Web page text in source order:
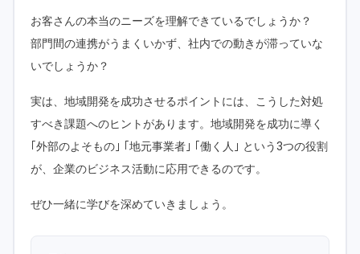
お客さんの本当のニーズを理解できているでしょうか？
部門間の連携がうまくいかず、社内での動きが滞っていな
いでしょうか？
実は、地域開発を成功させるポイントには、こうした対処
すべき課題へのヒントがあります。地域開発を成功に導く
｢外部のよそもの｣ ｢地元事業者｣ ｢働く人｣ という3つの役割
が、企業のビジネス活動に応用できるのです。
ぜひ一緒に学びを深めていきましょう。